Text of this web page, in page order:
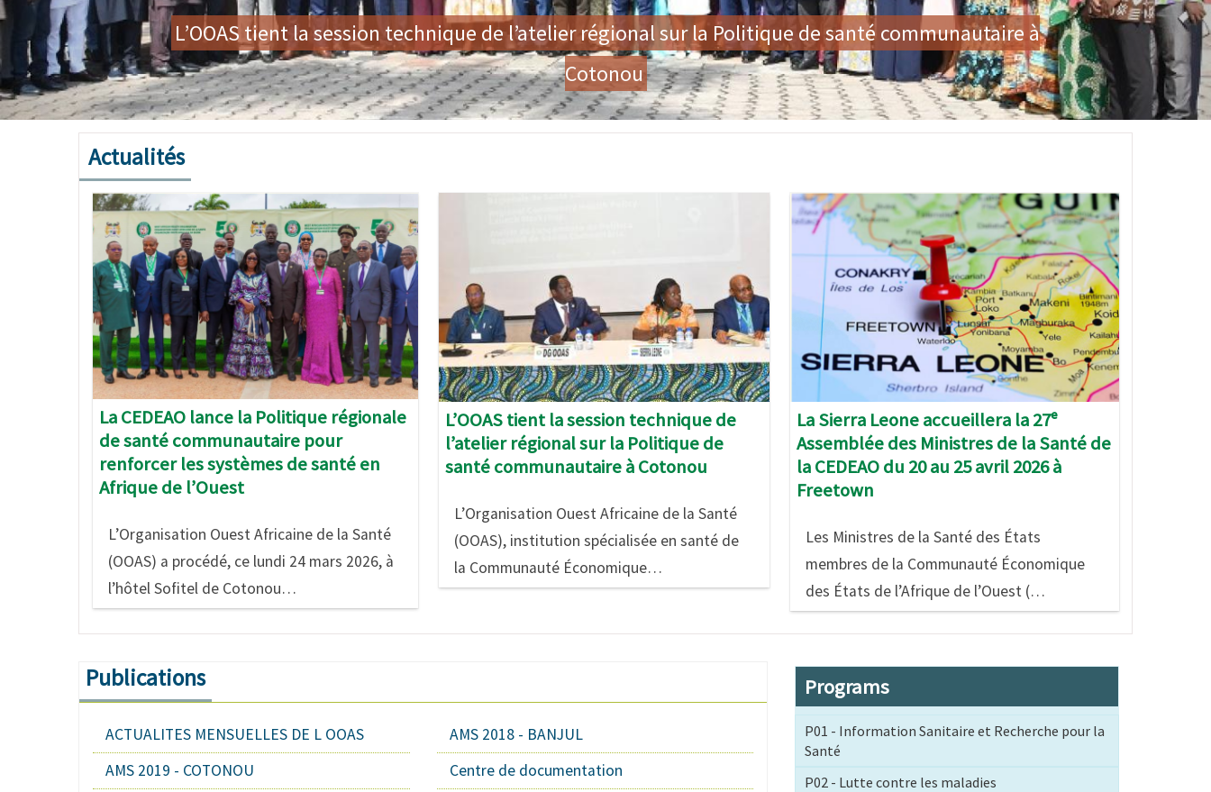
Mission préparatoire du Forum des Premières Dames sur la Tolérance Zéro des Violences Basées sur le
Genre
Actualités
Image
La CEDEAO lance la Politique régionale
de santé communautaire pour
renforcer les systèmes de santé en
Afrique de l’Ouest
L’Organisation Ouest Africaine de la Santé
(OOAS) a procédé, ce lundi 24 mars 2026, à
l’hôtel Sofitel de Cotonou…
L’OOAS tient la session technique de
l’atelier régional sur la Politique de
santé communautaire à Cotonou
L’Organisation Ouest Africaine de la Santé
(OOAS), institution spécialisée en santé de
la Communauté Économique…
Image
La Sierra Leone accueillera la 27ᵉ
Assemblée des Ministres de la Santé de
la CEDEAO du 20 au 25 avril 2026 à
Freetown
Les Ministres de la Santé des États
membres de la Communauté Économique
des États de l’Afrique de l’Ouest (…
Publications
ACTUALITES MENSUELLES DE L OOAS
AMS 2018 - BANJUL
AMS 2019 - COTONOU
Centre de documentation
Programs
P01 - Information Sanitaire et Recherche pour la
Santé
P02 - Lutte contre les maladies